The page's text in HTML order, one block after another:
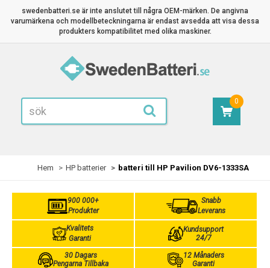
swedenbatteri.se är inte anslutet till några OEM-märken. De angivna
varumärkena och modellbeteckningarna är endast avsedda att visa dessa
produkters kompatibilitet med olika maskiner.
0
Hem HP batterier batteri till HP Pavilion DV6-1333SA
900 000+
Produkter
Snabb
Leverans
Kvalitets
Garanti
Kundsupport
24/7
30 Dagars
Pengarna Tillbaka
12 Månaders
Garanti